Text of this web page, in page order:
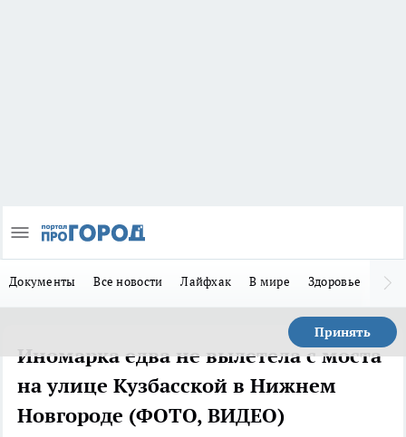
Документы Все новости Лайфхак В мире Здоровье
Принять
Иномарка едва не вылетела с моста
на улице Кузбасской в Нижнем
Новгороде (ФОТО, ВИДЕО)